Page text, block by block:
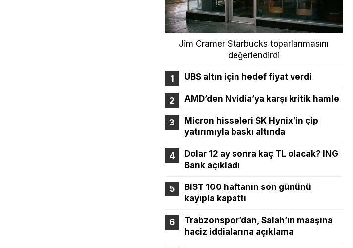
Jim Cramer Starbucks toparlanmasını
değerlendirdi
UBS altın için hedef fiyat verdi
AMD’den Nvidia’ya karşı kritik hamle
Micron hisseleri SK Hynix’in çip
yatırımıyla baskı altında
Dolar 12 ay sonra kaç TL olacak? ING
Bank açıkladı
BIST 100 haftanın son gününü
kayıpla kapattı
Trabzonspor’dan, Salah’ın maaşına
haciz iddialarına açıklama